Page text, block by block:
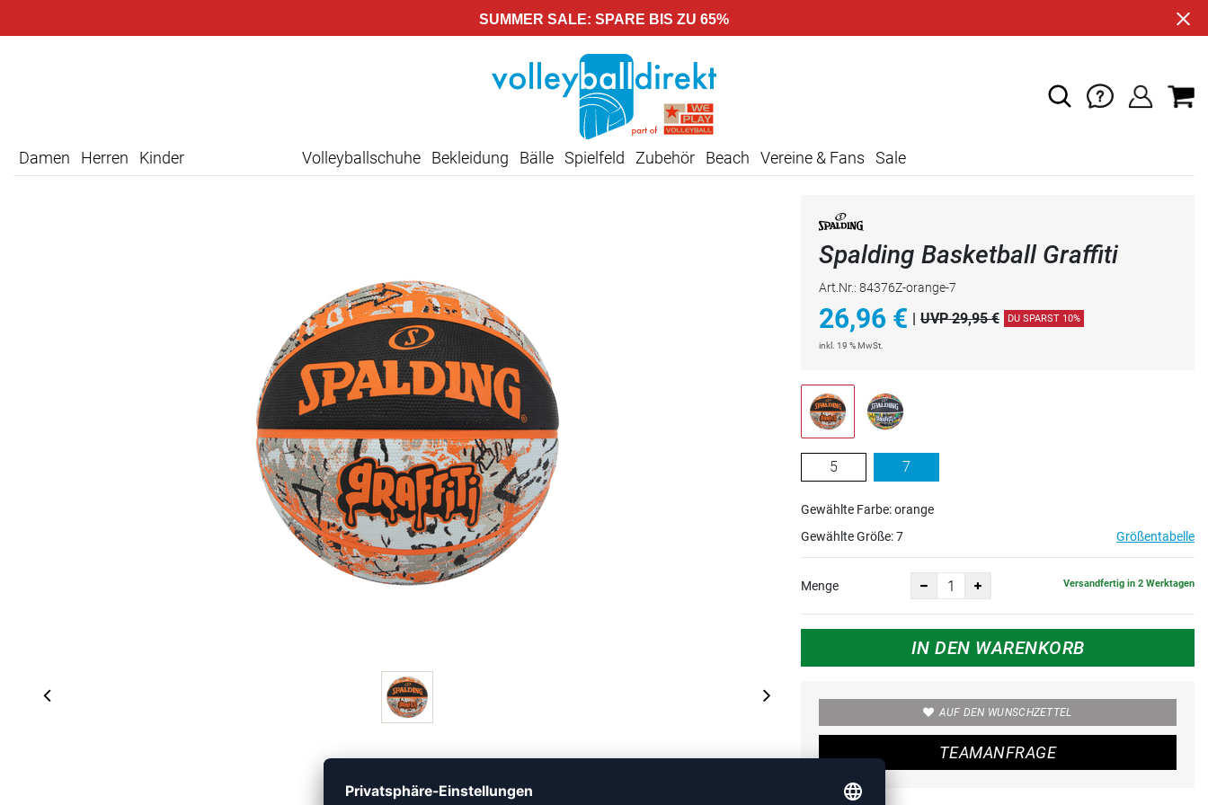
SUMMER SALE: SPARE BIS ZU 65%
Damen Herren Kinder Volleyballschuhe Bekleidung Bälle Spielfeld Zubehör Beach Vereine & Fans Sale
Spalding Basketball Graffiti
Art.Nr.: 84376Z-orange-7
26,96 € | UVP 29,95 € DU SPARST 10%
inkl. 19 % MwSt.
5 7
Gewählte Farbe: orange
Gewählte Größe:7 Größentabelle
Menge Versandfertig in 2 Werktagen
IN DEN WARENKORB
AUF DEN WUNSCHZETTEL
TEAMANFRAGE